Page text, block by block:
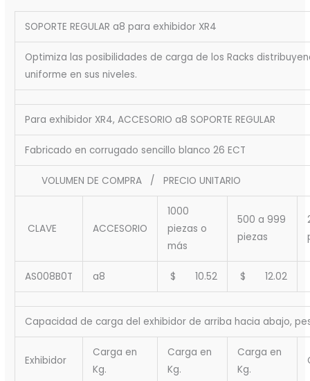
SOPORTE REGULAR a8 para exhibidor XR4
Optimiza las posibilidades de carga de los Racks
uniforme en sus niveles.
Para exhibidor XR4, ACCESORIO a8 SOPORTE REGULAR
Fabricado en corrugado sencillo blanco 26 ECT
VOLUMEN DE COMPRA / PRECIO UNITARIO
CLAVE ACCESORIO
1000
piezas o
más
500 a 999
piezas
AS008B0T a8 $ 10.52 $ 12.02
Capacidad de carga del exhibidor de arriba hacia abajo,
Exhibidor
Carga en
Kg.
Carga en
Kg.
Carga en
Kg.